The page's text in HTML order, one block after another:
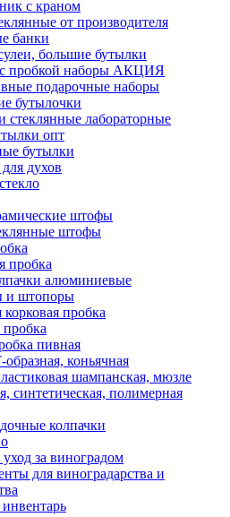
с краном
от производителя
банки
большие бутылки
пробкой наборы АКЦИЯ
подарочные наборы
бутылочки
стеклянные лабораторные
опт
бутылки
духов
штофы
штофы
пробка
алюминиевые
и штопоры
пробка
пробка
пивная
коньячная
шампанская, мюзле
синтетическая, полимерная
колпачки
за виноградом
для виноградарства и